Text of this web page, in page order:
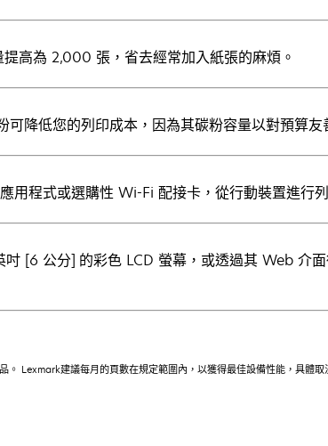
高為 2,000 張，省去經常加入紙張的麻煩。
降低您的列印成本，因為其碳粉容量以對預算友
用程式或選購性 Wi-Fi 配接卡，從行動裝置進行
[6 公分] 的彩色 LCD 螢幕，或透過其 Web 介
Lexmark建議每月的頁數在規定範圍內，以獲得最佳設備性能，具體